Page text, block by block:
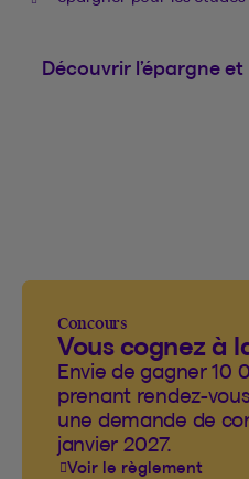
Découvrir l’épargne et
Concours
Vous cognez à
Envie de gagner 10
prenant rendez-
une demande de
janvier 2027.
Voir le règlement